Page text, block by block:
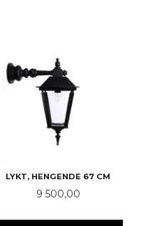
LYKT, HENGENDE 67 CM
Pris
9 500,00